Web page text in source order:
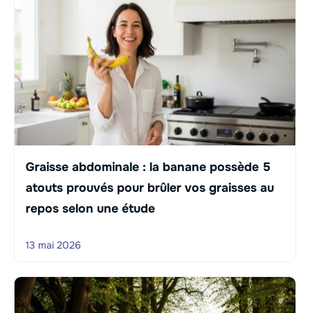
Graisse abdominale : la banane possède 5
atouts prouvés pour brûler vos graisses au
repos selon une étude
13 mai 2026